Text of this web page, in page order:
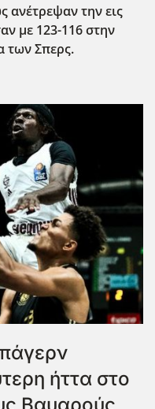
ανέτρεψαν την εις
με 123-116 στην
των Σπερς.
ήττα στο